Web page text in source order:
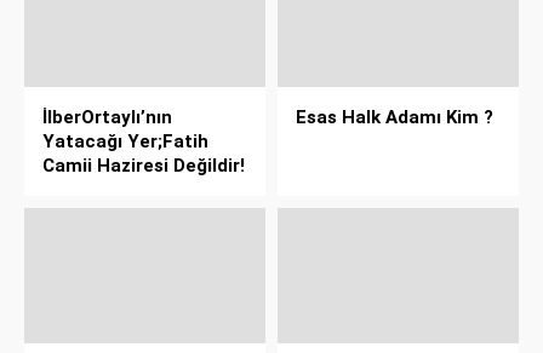
İlberOrtaylı’nın
Yatacağı Yer;Fatih
Camii Haziresi Değildir!
Esas Halk Adamı Kim ?